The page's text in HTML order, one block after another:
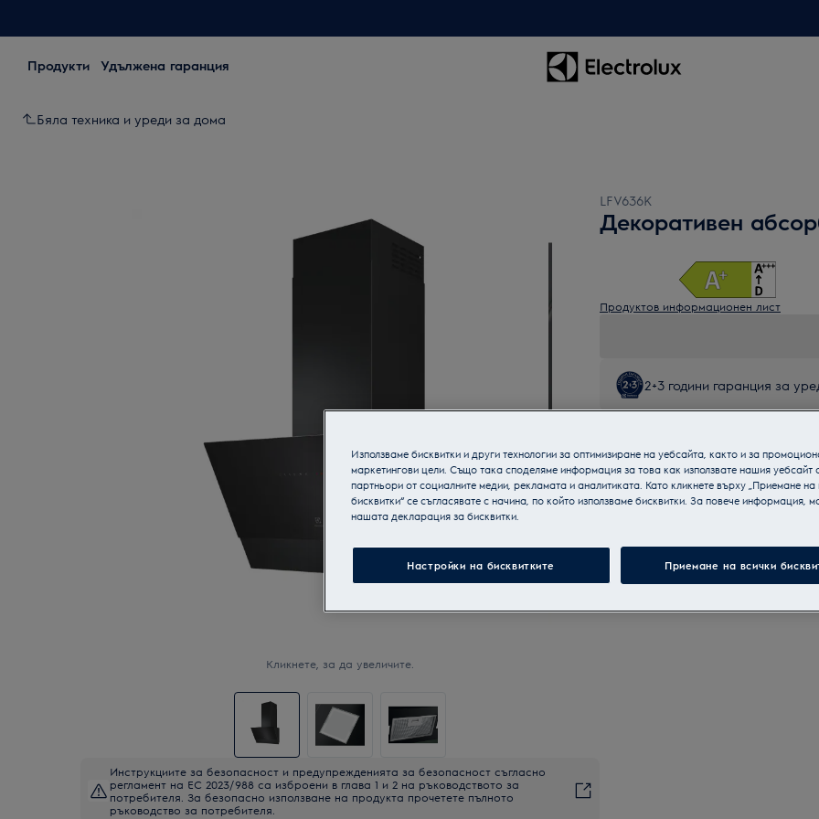
Продукти Удължена гаранция
Бяла техника и уреди за дома
Кликнете, за да увеличите.
Инструкциите за безопасност и предупрежденията за безопасност съгласно
регламент на ЕС 2023/988 са изброени в глава 1 и 2 на ръководството за
потребителя. За безопасно използване на продукта прочетете пълното
ръководство за потребителя.
LFV636K
Декоративен
Продуктов информационен лист
2+3 години гаранция за
Използваме бисквитки и други технологии за оптимизиране на уебсайта, както и за
маркетингови цели. Също така споделяме информация за това как използвате нашия уебсайт
партньори от социалните медии, рекламата и аналитиката. Като кликнете върху „Приемане на
бисквитки“ се съгласявате с начина, по който използваме бисквитки. За повече информация,
нашата декларация за бисквитки.
Настройки на бисквитките Приемане на всички